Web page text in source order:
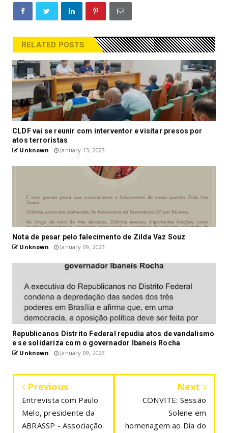
RELATED POSTS
CLDF vai se reunir com interventor e visitar presos por
atos terroristas
Unknown January 13, 2023
Nota de pesar pelo falecimento de Zilda Vaz Souz
Unknown January 09, 2023
Republicanos Distrito Federal repudia atos de vandalismo
e se solidariza com o governador Ibaneis Rocha
Unknown January 09, 2023
Previous
Entrevista com Paulo
Melo, presidente da
ABRASSP - Associação
Next
CONVITE: Sessão
Solene em
homenagem ao Dia do